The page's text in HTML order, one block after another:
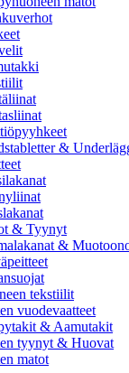
&
& Tyynyt
&
tekstiilit
vuodevaatteet
& Aamutakit
tyynyt & Huovat
matot